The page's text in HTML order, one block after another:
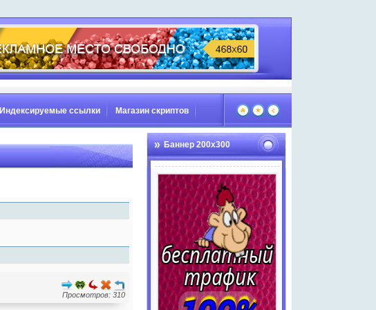
Индексируемые ссылки Магазин скриптов
Баннер 200х300
Просмотров: 310